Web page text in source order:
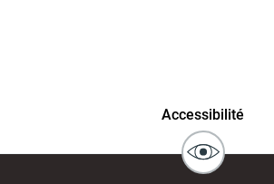
Accessibilité